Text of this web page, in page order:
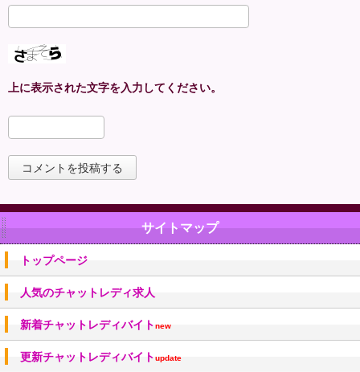
上に表示された文字を入力してください。
サイトマップ
トップページ
人気のチャットレディ求人
新着チャットレディバイトnew
更新チャットレディバイトupdate